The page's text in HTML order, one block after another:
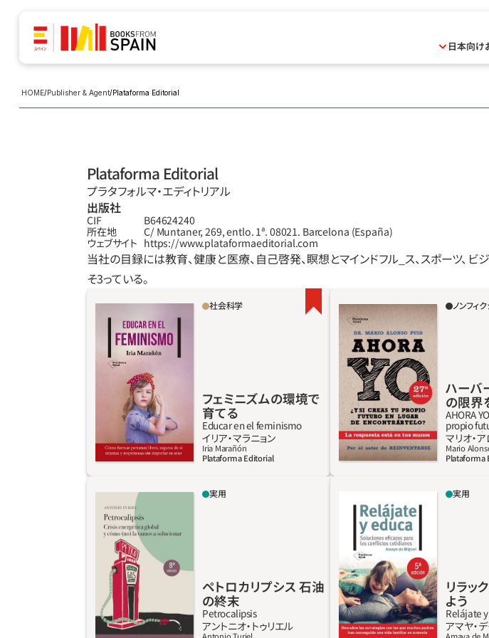
日本向け
HOME/Publisher & Agent/Plataforma Editorial
Plataforma Editorial
プラタフォルマ‧エディトリアル
出版社
CIF
B64624240
所在地
C/ Muntaner, 269, entlo. 1ª. 08021. Barcelona (España)
ウェブサイト https://www.plataformaeditorial.com
当社の目録には教育、健康と医療、自己啓発、瞑想とマインドフル_ス、スポーツ
そ3っている。
ご存じだろうか。女児は６歳にして男児よりも
頭が悪いと感じ、大学では男子学生は女子学生
の能力を過小評価していることを。これらのす
べては社会通念にとらわれた結果に他ならな
い。遊びや文化的環境が女の子、男の子それぞ
れの行動、表現、かかわり方に「〇〇すべし」と
いう影響を与えている。子どもは性別に縛られ
ることなく自由に感じ、表現し、行動したほう
が良いのではないか。公の場で男女平等を擁護
できる良心と決意を持った子どもたち、従来の
画、本、SNSなどで頻繁に見受けられる様式に
影響されない子どもたちが必要とされる。公正
かつ平等主義社会を形成していくうえで、子供
たちは力強く、公平で、連帯感を持ち、幸福であ
るべきだ。その達成にはフェミニズムの環境の
中で教育する必要性があると訴えた本。
詳しく見る
社会科学
フェミニズムの環境で
育てる
Educar en el feminismo
イリア‧マラニョン
Iria Marañón
Plataforma Editorial
人生が私たちに試練を与えると
奥に秘めている無限の可能性を
花させることが必要になります
そして哲学の研究は、複雑で不
にあっても、充実した人生へ
手助けをしてくれます。 この
りを歩む「巡礼者」となること
広大な現実に目覚めていきま
するかではなく、むしろ自分が
よって定義される現実なのです
ノンフィ
ハー
の限界
法
AHORA
propio
マリオ・
Mario
Plataforma
ペトロカリプシスという最悪の事態を回避す
るためには、惑わされることなく実状を理解
し、一刻も早く行動すべきだと、本書は明らか
にしている。そのうえで、現システムの代替と
なり得るエネルギーを厳しく、かつ明確に分
析。新たなエネルギー源の将来的利用につい
て、しばしば自信過剰ともなりがちなニュース
とは一線を画しており、過去20年間に渡って議
詳しく見る
実用
ペトロカリプシス 石油
の終末
Petrocalipsis
アントニオ‧トゥリエル
本書では、育児のあらゆるテ
く寄せられる親達の疑問に著
例えば怒りの管理、兄弟喧嘩、
テレビやゲームとの付き合い
他、遊び心のあるしつけのツー
している。そのベースとなるユ
やゲーム、歌、物語は、困難で
を解決する有効な手段。感情の
実用
リラッ
よう
Relájate
アマヤ‧